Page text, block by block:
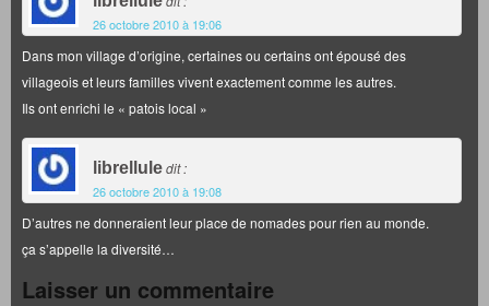
26 octobre 2010 à 19:06
Dans mon village d’origine, certaines ou certains ont épousé des
villageois et leurs familles vivent exactement comme les autres.
Ils ont enrichi le « patois local »
librelluledit :
26 octobre 2010 à 19:08
D’autres ne donneraient leur place de nomades pour rien au monde.
ça s’appelle la diversité…
Laisser un commentaire